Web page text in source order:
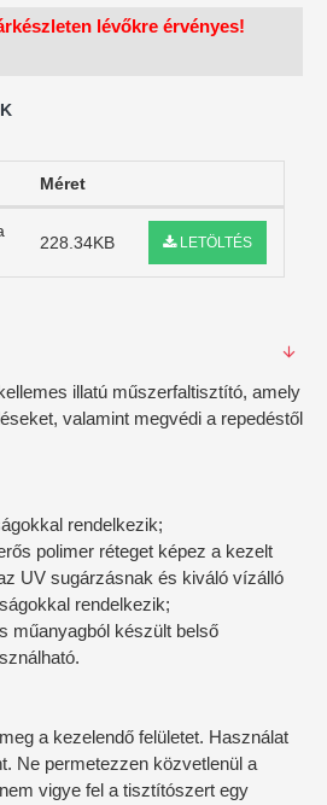
lévőkre érvényes!
Méret
228.34KB LETÖLTÉS
illatú műszerfaltisztító, amely
valamint megvédi a repedéstől
rendelkezik;
polimer réteget képez a kezelt
UV sugárzásnak és kiváló vízálló
rendelkezik;
műanyagból készült belső
a kezelendő felületet. Használat
Ne permetezzen közvetlenül a
vigye fel a tisztítószert egy